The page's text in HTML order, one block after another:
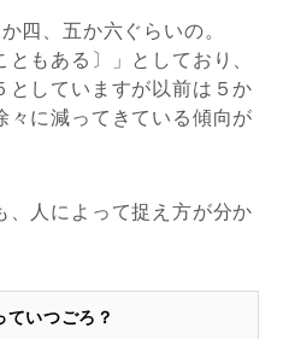
四、五か六ぐらいの。
もある〕」としており、
していますが以前は５か
々に減ってきている傾向が
人によって捉え方が分か
ていつごろ？